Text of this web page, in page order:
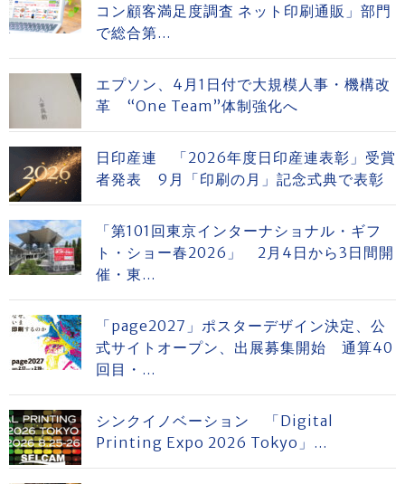
コン顧客満足度調査 ネット印刷通販」部門
で総合第...
エプソン、4月1日付で大規模人事・機構改
革 “One Team”体制強化へ
日印産連 「2026年度日印産連表彰」受賞
者発表 9月「印刷の月」記念式典で表彰
「第101回東京インターナショナル・ギフ
ト・ショー春2026」 2月4日から3日間開
催・東...
「page2027」ポスターデザイン決定、公
式サイトオープン、出展募集開始 通算40
回目・...
シンクイノベーション 「Digital
Printing Expo 2026 Tokyo」...